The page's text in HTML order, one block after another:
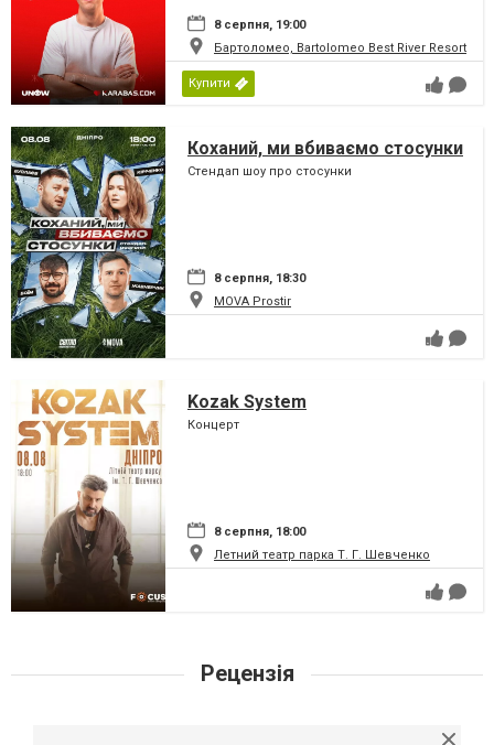
8 серпня, 19:00
Бартоломео, Bartolomeo Best River Resort
Купити
Коханий, ми вбиваємо стосунки
Стендап шоу про стосунки
8 серпня, 18:30
MOVA Рrostir
Kozak System
Концерт
8 серпня, 18:00
Летний театр парка Т. Г. Шевченко
Рецензія